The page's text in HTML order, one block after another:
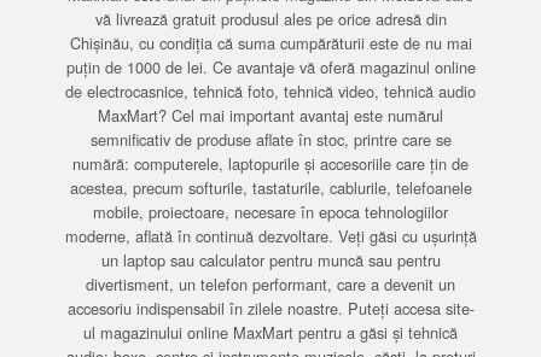
vă livrează gratuit produsul ales pe orice adresă din
Chișinău, cu condiția că suma cumpărăturii este de nu mai
puțin de 1000 de lei. Ce avantaje vă oferă magazinul online
de electrocasnice, tehnică foto, tehnică video, tehnică audio
MaxMart? Cel mai important avantaj este numărul
semnificativ de produse aflate în stoc, printre care se
numără: computerele, laptopurile și accesoriile care țin de
acestea, precum softurile, tastaturile, cablurile, telefoanele
mobile, proiectoare, necesare în epoca tehnologiilor
moderne, aflată în continuă dezvoltare. Veți găsi cu ușurință
un laptop sau calculator pentru muncă sau pentru
divertisment, un telefon performant, care a devenit un
accesoriu indispensabil în zilele noastre. Puteți accesa site-
ul magazinului online MaxMart pentru a găsi și tehnică